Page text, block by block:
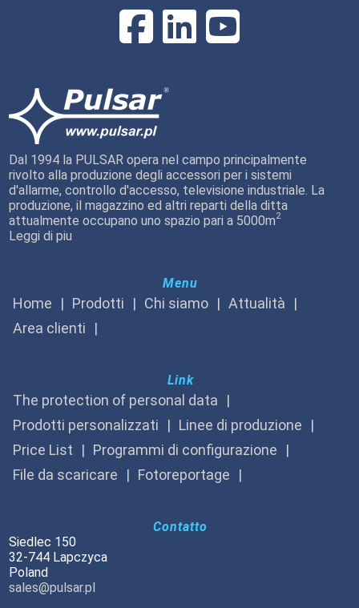
Dal 1994 la PULSAR opera nel campo principalmente
rivolto alla produzione degli accessori per i sistemi
d'allarme, controllo d'accesso, televisione industriale. La
produzione, il magazzino ed altri reparti della ditta
attualmente occupano uno spazio pari a 5000m2
Leggi di piu
Menu
Home Prodotti Chi siamo
Attualità
Area clienti
Link
The protection of personal data
Prodotti personalizzati
Linee di produzione
Price List
Programmi di configurazione
File da scaricare
Fotoreportage
Contatto
Siedlec 150
32-744 Lapczyca
Poland
sales@pulsar.pl